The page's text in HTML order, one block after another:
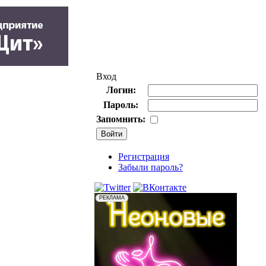
Вход
Логин:
Пароль:
Запомнить:
Регистрация
Забыли пароль?